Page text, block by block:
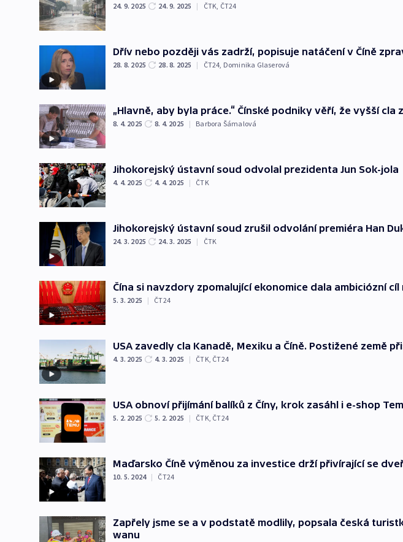
24. 9. 2025 24. 9. 2025 | ČTK ČT24
Dřív nebo později vás zadrží, popisuje natáčení v Číně
28. 8. 2025 28. 8. 2025 | ČT24 Dominika Glaserová
„Hlavně, aby byla práce.“ Čínské podniky věří, že vyšší cla
8. 4. 2025 8. 4. 2025 | Barbora Šámalová
Jihokorejský ústavní soud odvolal prezidenta Jun Sok-jola
4. 4. 2025 4. 4. 2025 | ČTK
Jihokorejský ústavní soud zrušil odvolání premiéra Han
24. 3. 2025 24. 3. 2025 | ČTK
Čína si navzdory zpomalující ekonomice dala ambiciózní cíl
5. 3. 2025 | ČT24
USA zavedly cla Kanadě, Mexiku a Číně. Postižené země
4. 3. 2025 4. 3. 2025 | ČTK ČT24
USA obnoví přijímání balíků z Číny, krok zasáhl i e-shop
5. 2. 2025 5. 2. 2025 | ČTK ČT24
Maďarsko Číně výměnou za investice drží přivírající se
10. 5. 2024 | ČT24
Zapřely jsme se a v podstatě modlily, popsala česká
wanu